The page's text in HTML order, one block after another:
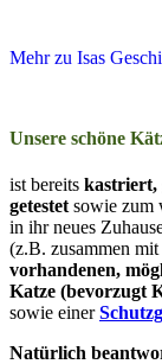
Mehr zu Isas
Unsere schöne
ist bereits kastriert,
getestet sowie zum
in ihr neues
(z.B. zusammen
vorhandenen,
Katze (be­vor­zugt
sowie einer
Natürlich